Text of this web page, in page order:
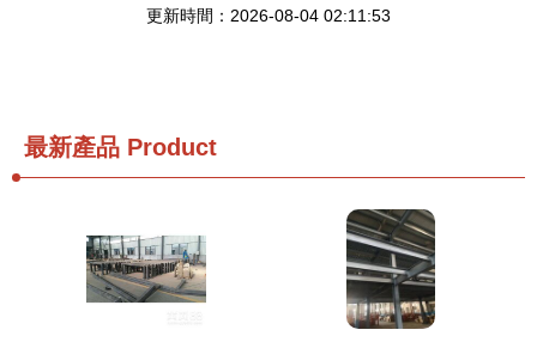
更新時間：2026-08-04 02:11:53
最新產品 Product